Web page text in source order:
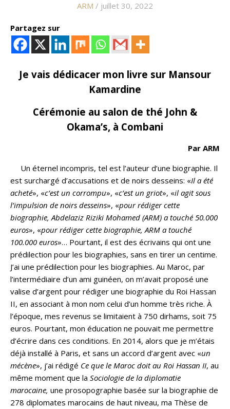
ARM / juillet 30, 2022
Partagez sur
Je vais dédicacer mon livre sur Mansour
Kamardine
Cérémonie au salon de thé John &
Okama’s, à Combani
Par ARM
Un éternel incompris, tel est l’auteur d’une biographie. Il
est surchargé d’accusations et de noirs desseins: «Il a été
acheté», «c’est un corrompu», «c’est un griot», «il agit sous
l’impulsion de noirs desseins», «pour rédiger cette
biographie, Abdelaziz Riziki Mohamed (ARM) a touché 50.000
euros», «pour rédiger cette biographie, ARM a touché
100.000 euros»… Pourtant, il est des écrivains qui ont une
prédilection pour les biographies, sans en tirer un centime.
J’ai une prédilection pour les biographies. Au Maroc, par
l’intermédiaire d’un ami guinéen, on m’avait proposé une
valise d’argent pour rédiger une biographie du Roi Hassan
II, en associant à mon nom celui d’un homme très riche. À
l’époque, mes revenus se limitaient à 750 dirhams, soit 75
euros. Pourtant, mon éducation ne pouvait me permettre
d’écrire dans ces conditions. En 2014, alors que je m’étais
déjà installé à Paris, et sans un accord d’argent avec «un
mécène», j’ai rédigé Ce que le Maroc doit au Roi Hassan II, au
même moment que la Sociologie de la diplomatie
marocaine, une prosopographie basée sur la biographie de
278 diplomates marocains de haut niveau, ma Thèse de